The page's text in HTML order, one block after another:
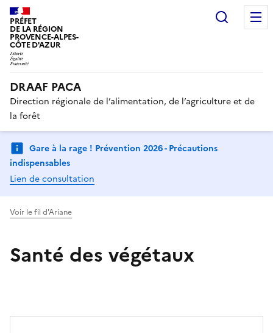
PRÉFET
DE LA RÉGION
PROVENCE-ALPES-
CÔTE D'AZUR
DRAAF PACA
Direction régionale de l’alimentation, de l’agriculture et de
la forêt
Gare à la rage ! Prévention 2026 - Précautions
indispensables
Lien de consultation
Voir le fil d'Ariane
Santé des végétaux